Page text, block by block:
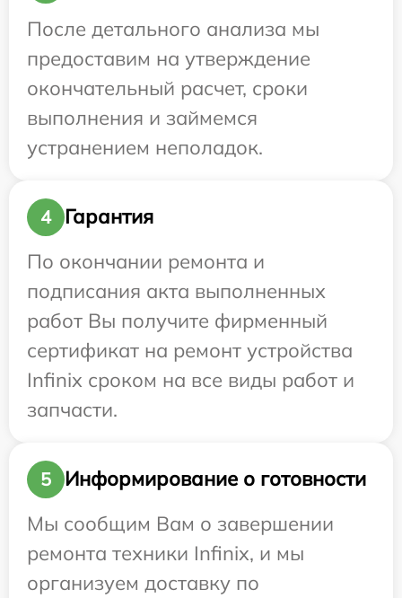
После детального анализа мы
предоставим на утверждение
окончательный расчет, сроки
выполнения и займемся
устранением неполадок.
4
Гарантия
По окончании ремонта и
подписания акта выполненных
работ Вы получите фирменный
сертификат на ремонт устройства
Infinix сроком на все виды работ и
запчасти.
5
Информирование о готовности
Мы сообщим Вам о завершении
ремонта техники Infinix, и мы
организуем доставку по